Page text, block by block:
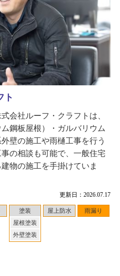
更新日：2026.07.17
塗装
屋根塗装
外壁塗装
屋上防水 雨漏り
ト
会社ルーフ・クラフトは、
鋼板屋根）・ガルバリウム
壁の施工や雨樋工事を行う
の相談も可能で、一般住宅
物の施工を手掛けていま